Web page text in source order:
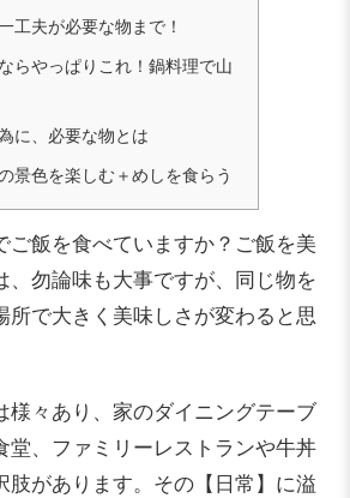
工夫が必要な物まで！
らやっぱりこれ！鍋料理で山
に、必要な物とは
景色を楽しむ＋めしを食らう
ご飯を食べていますか？ご飯を美
、勿論味も大事ですが、同じ物を
所で大きく美味しさが変わると思
様々あり、家のダイニングテーブ
堂、ファミリーレストランや牛丼
肢があります。その【日常】に溢